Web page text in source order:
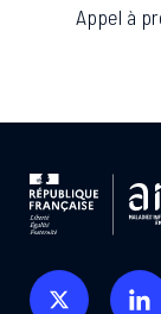
Appel à